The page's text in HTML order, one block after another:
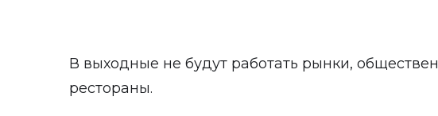
В выходные не будут работать рынки,
рестораны.